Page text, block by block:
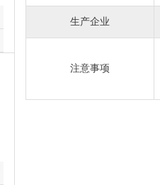
生产企业
注意事项